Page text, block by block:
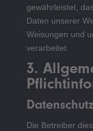
gewährleistet,
Daten unserer
Weisungen und
verarbeitet.
3.
Datenschutz
Die Betreiber